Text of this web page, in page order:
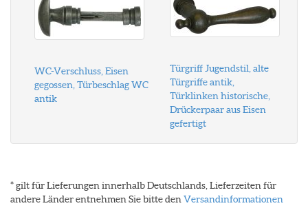
WC-Verschluss, Eisen
gegossen, Türbeschlag WC
antik
Türgriff Jugendstil, alte
Türgriffe antik,
Türklinken historische,
Drückerpaar aus Eisen
gefertigt
* gilt für Lieferungen innerhalb Deutschlands, Lieferzeiten für
andere Länder entnehmen Sie bitte den Versandinformationen